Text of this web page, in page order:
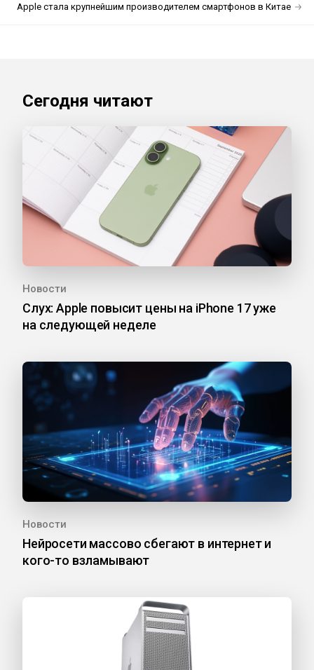
Apple стала крупнейшим производителем смартфонов в Китае
Сегодня читают
Новости
Слух: Apple повысит цены на iPhone 17 уже
на следующей неделе
Новости
Нейросети массово сбегают в интернет и
кого-то взламывают